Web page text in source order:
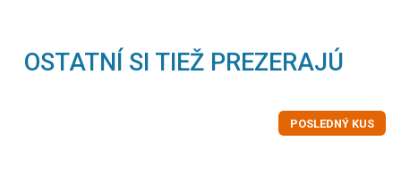
OSTATNÍ SI TIEŽ PREZERAJÚ
POSLEDNÝ KUS